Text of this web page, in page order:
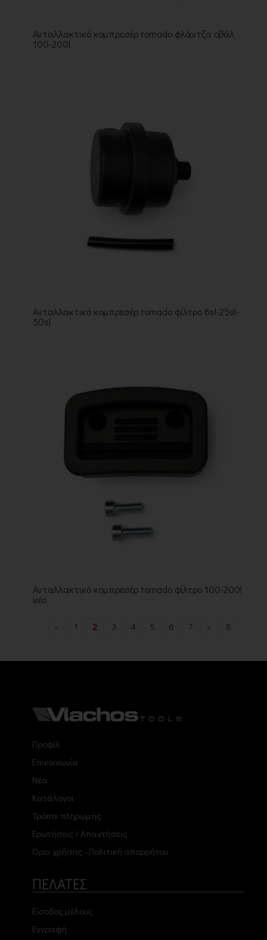
Ανταλλακτικό κομπρεσέρ tornado φλάντζα οβάλ
100-200l
Ανταλλακτικό κομπρεσέρ tornado φίλτρο 6sl-25sl-
50sl
Ανταλλακτικό κομπρεσέρ tornado φίλτρο 100-200l
νέο
< 1 2 3 4 5 6 7 > 8
Προφίλ
Επικοινωνία
Νέα
Κατάλογοι
Τρόποι πληρωμής
Ερωτήσεις / Απαντήσεις
Όροι χρήσης - Πολιτική απορρήτου
ΠΕΛΑΤΕΣ
Είσοδος μέλους
Εγγραφή